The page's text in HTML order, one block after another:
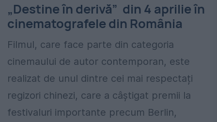
„Destine în derivă” din 4 aprilie în
cinematografele din România
Filmul, care face parte din categoria
cinemaului de autor contemporan, este
realizat de unul dintre cei mai respectați
regizori chinezi, care a câștigat premii la
festivaluri importante precum Berlin,